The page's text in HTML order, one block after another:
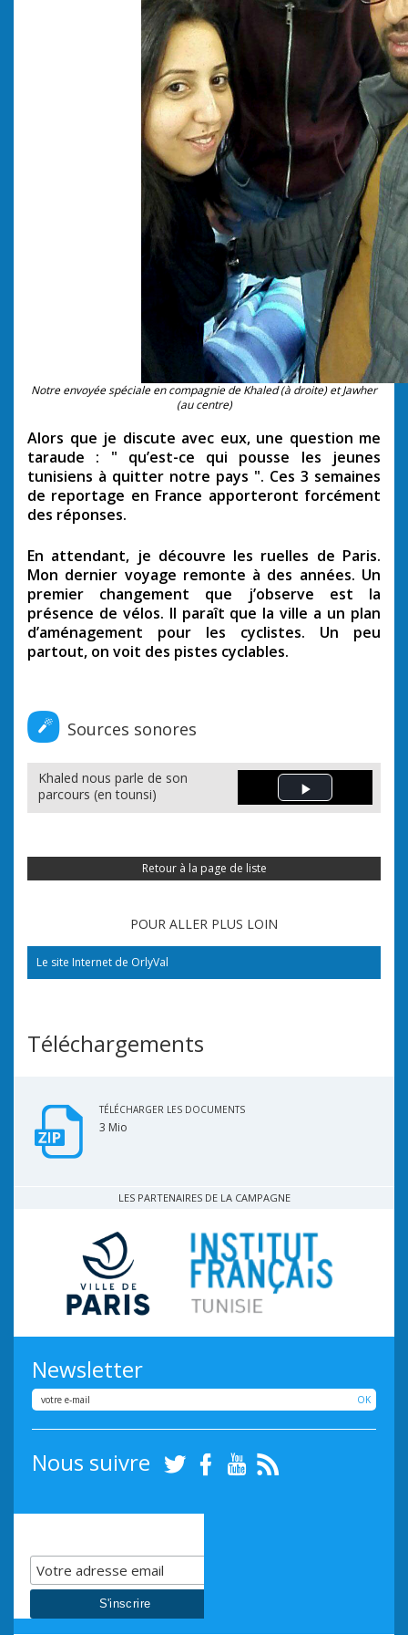
Notre envoyée spéciale en compagnie de Khaled (à droite) et Jawher
(au centre)
Alors que je discute avec eux, une question me
taraude : " qu’est-ce qui pousse les jeunes
tunisiens à quitter notre pays ". Ces 3 semaines
de reportage en France apporteront forcément
des réponses.
En attendant, je découvre les ruelles de Paris.
Mon dernier voyage remonte à des années. Un
premier changement que j’observe est la
présence de vélos. Il paraît que la ville a un plan
d’aménagement pour les cyclistes. Un peu
partout, on voit des pistes cyclables.
Sources sonores
Khaled nous parle de son
parcours (en tounsi)
Play Video
Retour à la page de liste
POUR ALLER PLUS LOIN
Le site Internet de OrlyVal
Téléchargements
TÉLÉCHARGER LES DOCUMENTS
3 Mio
LES PARTENAIRES DE LA CAMPAGNE
Newsletter
OK
Nous suivre TwitterFacebookYoutube